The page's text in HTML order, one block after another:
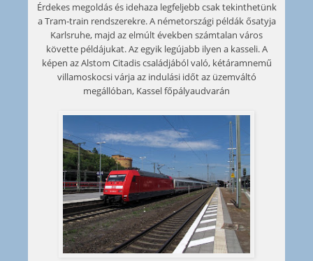
Érdekes megoldás és idehaza legfeljebb csak tekinthetünk
a Tram-train rendszerekre. A németországi példák ősatyja
Karlsruhe, majd az elmúlt években számtalan város
követte példájukat. Az egyik legújabb ilyen a kasseli. A
képen az Alstom Citadis családjából való, kétáramnemű
villamoskocsi várja az indulási időt az üzemváltó
megállóban, Kassel főpályaudvarán